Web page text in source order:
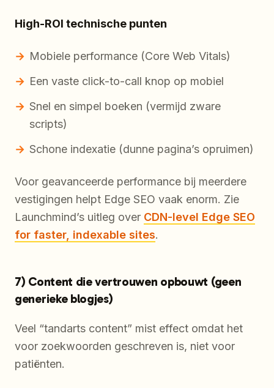
High-ROI technische punten
Mobiele performance (Core Web Vitals)
Een vaste click-to-call knop op mobiel
Snel en simpel boeken (vermijd zware
scripts)
Schone indexatie (dunne pagina’s opruimen)
Voor geavanceerde performance bij meerdere
vestigingen helpt Edge SEO vaak enorm. Zie
Launchmind’s uitleg over CDN-level Edge SEO
for faster, indexable sites.
7) Content die vertrouwen opbouwt (geen
generieke blogjes)
Veel “tandarts content” mist effect omdat het
voor zoekwoorden geschreven is, niet voor
patiënten.